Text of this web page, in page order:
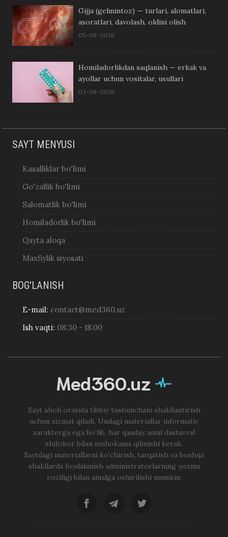
Gijja (gelmintoz) — turlari, alomatlari,
asoratlari, davolash, oldini olish
05-08-2026
Homiladorlikdan saqlanish — erkak va
ayollar uchun vositalar, usullari
03-08-2026
Med360.uz
Sayt aholi orasida tibbiy tushunchani shakllantirish
uchun xizmat qiladi. Undagi materiallar informativ
xarakterga ega bo'lib, har qanday amal dastavval
shifokor bilan muhokama qilinishi kerak.
Saytdagi materiallarni ko'chirish, tarqatish va boshqa
shakllarda foydalanish administratorlarning yozma
roziligi bilan amalga oshirilishi mumkin.
SAYT MENYUSI
Kasalliklar bo'limi
Go'zallik bo'limi
Salomatlik bo'limi
Homiladorlik bo'limi
Qayta aloqa
Maxfiylik siyosati
BOG'LANISH
E-mail: contact@med360.uz
Ish vaqti: 08:30 - 18:00